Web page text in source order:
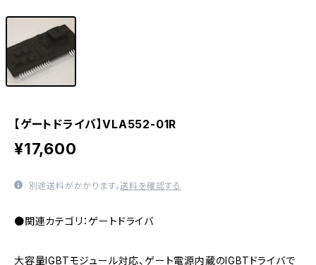
【ゲートドライバ】VLA552-01R
¥17,600
別途送料がかかります。送料を確認する
●関連カテゴリ：ゲートドライバ
大容量IGBTモジュール対応、ゲート電源内蔵のIGBTドライバで